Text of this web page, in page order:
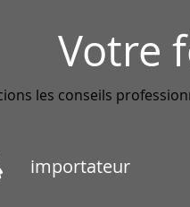
Votre
les conseils
importateur